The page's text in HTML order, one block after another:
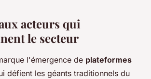
acteurs qui
le secteur
l'émergence de plateformes
défient les géants traditionnels du